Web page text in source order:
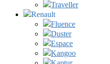
Traveller
Renault
Fluence
Duster
Espace
Kangoo